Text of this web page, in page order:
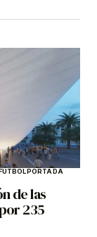
PORTADA
de las
235